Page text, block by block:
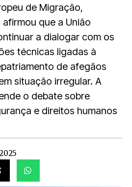
de Migração,
que a União
a dialogar com os
técnicas ligadas à
de afegãos
situação irregular. A
o debate sobre
e direitos humanos